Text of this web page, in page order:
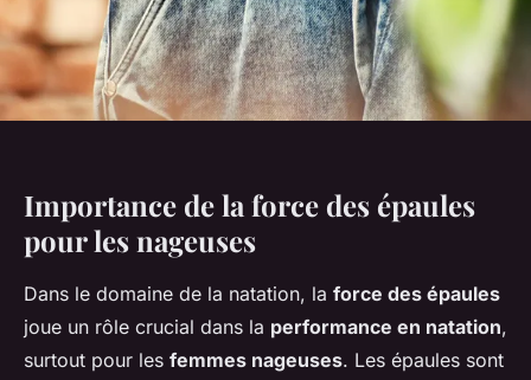
Importance de la force des épaules
pour les nageuses
Dans le domaine de la natation, la force des épaules
joue un rôle crucial dans la performance en natation,
surtout pour les femmes nageuses. Les épaules sont